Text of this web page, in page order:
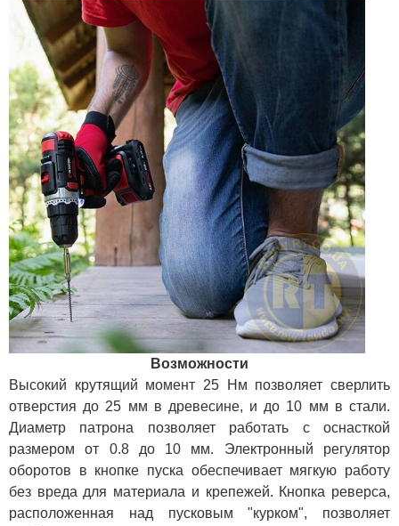
Возможности
Высокий крутящий момент 25 Нм позволяет сверлить
отверстия до 25 мм в древесине, и до 10 мм в стали.
Диаметр патрона позволяет работать с оснасткой
размером от 0.8 до 10 мм. Электронный регулятор
оборотов в кнопке пуска обеспечивает мягкую работу
без вреда для материала и крепежей. Кнопка реверса,
расположенная над пусковым "курком", позволяет